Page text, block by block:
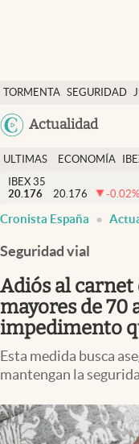
TORMENTA SEGURIDAD
Actualidad
Economía y finanzas
Política
Actualidad
Criptomonedas
España
ULTIMAS
NOTICIAS
ECONOMÍA
FINANZAS
IBEX 35
20.176
20.176 -0.02%
Cronista España
Seguridad vial
Adiós al
mayores de 70
impedimento
Esta medida busca
mantengan la